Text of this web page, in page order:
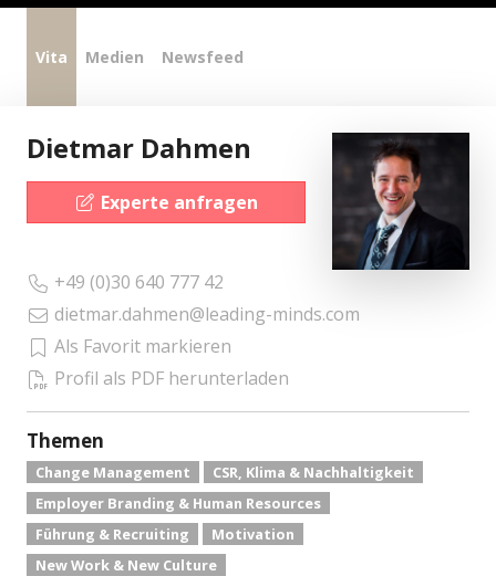
Vita Medien Newsfeed
Dietmar Dahmen
Experte anfragen
+49 (0)30 640 777 42
dietmar.dahmen@leading-minds.com
Als Favorit markieren
Profil als PDF herunterladen
Themen
Change Management
CSR, Klima & Nachhaltigkeit
Employer Branding & Human Resources
Führung & Recruiting
Motivation
New Work & New Culture